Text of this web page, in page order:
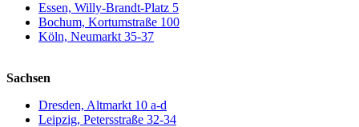
Essen, Willy-Brandt-Platz 5
Bochum, Kortumstraße 100
Köln, Neumarkt 35-37
Sachsen
Dresden, Altmarkt 10 a-d
Leipzig, Petersstraße 32-34